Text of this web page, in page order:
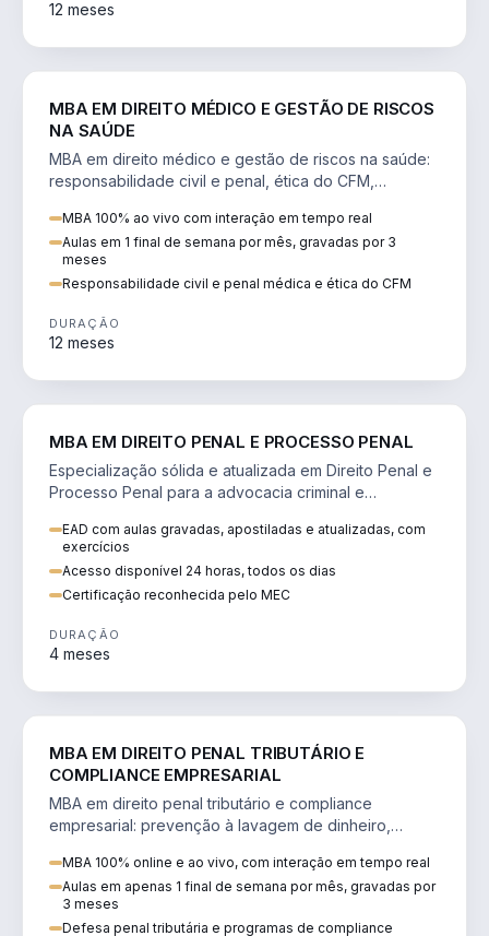
12 meses
MBA EM DIREITO MÉDICO E GESTÃO DE RISCOS
NA SAÚDE
MBA em direito médico e gestão de riscos na saúde:
responsabilidade civil e penal, ética do CFM,
MBA 100% ao vivo com interação em tempo real
Aulas em 1 final de semana por mês, gravadas por 3
meses
Responsabilidade civil e penal médica e ética do CFM
DURAÇÃO
12 meses
MBA EM DIREITO PENAL E PROCESSO PENAL
Especialização sólida e atualizada em Direito Penal e
Processo Penal para a advocacia criminal e
EAD com aulas gravadas, apostiladas e atualizadas, com
exercícios
Acesso disponível 24 horas, todos os dias
Certificação reconhecida pelo MEC
DURAÇÃO
4 meses
MBA EM DIREITO PENAL TRIBUTÁRIO E
COMPLIANCE EMPRESARIAL
MBA em direito penal tributário e compliance
empresarial: prevenção à lavagem de dinheiro,
MBA 100% online e ao vivo, com interação em tempo real
Aulas em apenas 1 final de semana por mês, gravadas por
3 meses
Defesa penal tributária e programas de compliance